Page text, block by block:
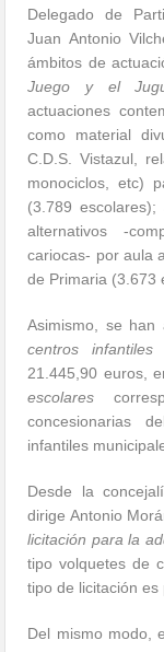
Delegado de
Juan Antonio
ámbitos de
Juego y el
actuaciones
como material
C.D.S. Vistazul,
monociclos, etc)
(3.789
alternativos -
cariocas- por aula
de Primaria (3.673
Asimismo, se han
centros
21.445,90 euros,
escolares
concesionarias
infantiles
Desde la
dirige Antonio
licitación para la
tipo volquetes de
tipo de licitación
Del mismo modo,